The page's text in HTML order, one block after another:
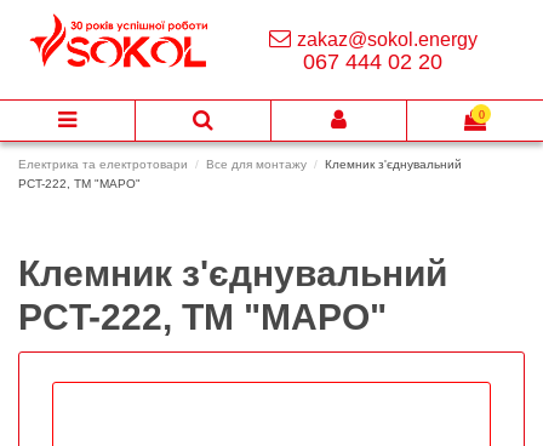
Електрика та електротовари Все для монтажу
Клемник з'єднувальний
PCT-222, TM "MAPO"
Клемник з'єднувальний
PCT-222, TM "MAPO"
zakaz@sokol.energy
067 444 02 20
0